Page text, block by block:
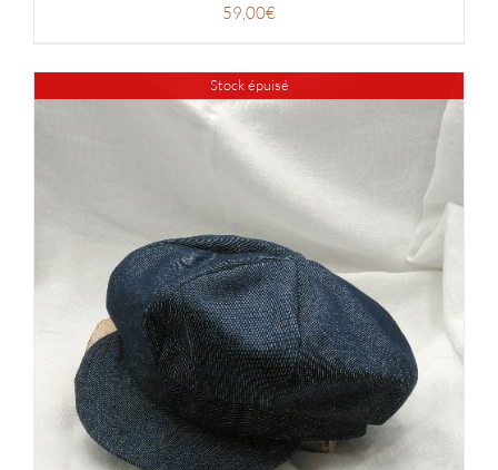
59,00€
Stock épuisé